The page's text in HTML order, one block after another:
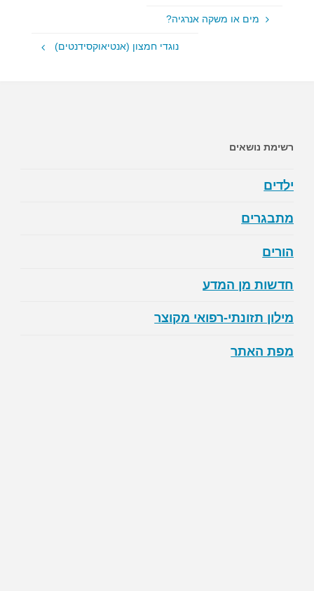
מים או משקה אנרגיה?
נוגדי חמצון (אנטיאוקסידנטים)
רשימת נושאים
ילדים
מתבגרים
הורים
חדשות מן המדע
מילון תזונתי-רפואי מקוצר
מפת האתר